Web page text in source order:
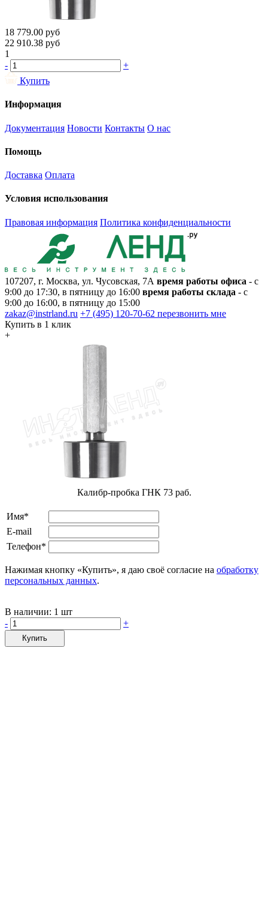
18 779.00 руб
22 910.38 руб
1
-
+
Купить
Информация
Документация Новости Контакты О нас
Помощь
Доставка Оплата
Условия использования
Правовая информация Политика конфиденциальности
107207, г. Москва, ул. Чусовская, 7А время работы офиса - с
9:00 до 17:30, в пятницу до 16:00 время работы склада - с
9:00 до 16:00, в пятницу до 15:00
zakaz@instrland.ru +7 (495) 120-70-62 перезвонить мне
Купить в 1 клик
+
Калибр-пробка ГНК 73 раб.
Имя*
E-mail
Телефон*
Нажимая кнопку «Купить», я даю своё согласие на обработку
персональных данных.
В наличии: 1 шт
-
+
Купить